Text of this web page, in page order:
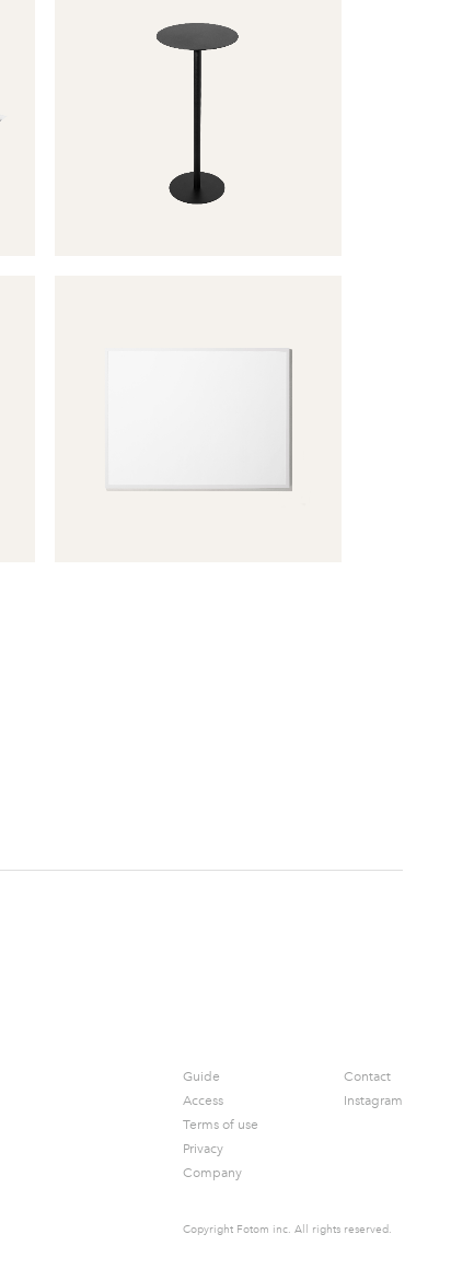
Guide
Access
Terms of use
Privacy
Company
Contact
Instagram
Copyright Fotom inc. All rights reserved.